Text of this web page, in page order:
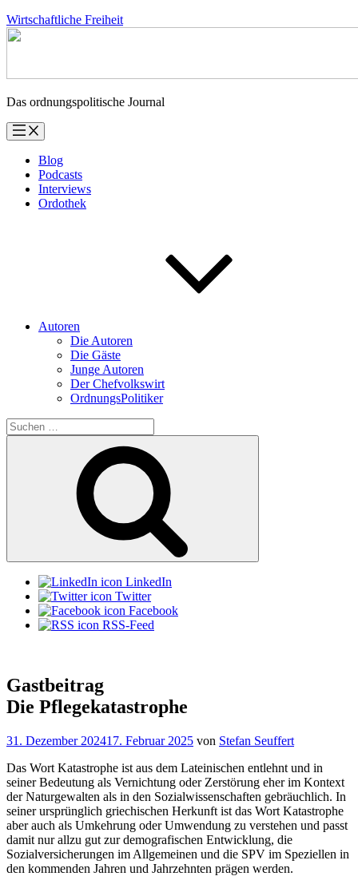
Zum
Inhalt
Wirtschaftliche Freiheit
Das ordnungspolitische Journal
Blog
Podcasts
Interviews
Ordothek
Autoren
Die Autoren
Die Gäste
Junge Autoren
Der Chefvolkswirt
OrdnungsPolitiker
Suchen
nach:
LinkedIn
Twitter
Facebook
RSS-Feed
Gastbeitrag
Die Pflegekatastrophe
Veröffentlicht
31. Dezember 202417. Februar 2025 von Stefan Seuffert
Das Wort Katastrophe ist aus dem Lateinischen entlehnt und in
seiner Bedeutung als Vernichtung oder Zerstörung eher im Kontext
der Naturgewalten als in den Sozialwissenschaften gebräuchlich. In
seiner ursprünglich griechischen Herkunft ist das Wort Katastrophe
aber auch als Umkehrung oder Umwendung zu verstehen und passt
damit nur allzu gut zur demografischen Entwicklung, die
Sozialversicherungen im Allgemeinen und die SPV im Speziellen in
den kommenden Jahren und Jahrzehnten prägen werden.